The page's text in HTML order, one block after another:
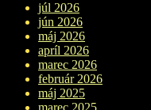
júl 2026
jún 2026
máj 2026
apríl 2026
marec 2026
február 2026
máj 2025